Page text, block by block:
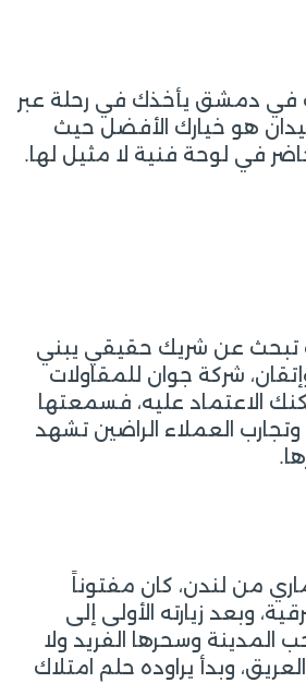
في دمشق يأخذك في رحلة عبر
هو خيارك الأفضل حيث
في لوحة فنية لا مثيل لها.
تبحث عن شريك حقيقي يبني
شركة جوان للمقاولات
الاعتماد عليه، فسمعتها
العملاء الراضين تشهد
من لندن، كان مفتوناً
وبعد زيارته الأولى إلى
وسحرها الفريد ولا
وبدأ يراوده حلم امتلاك